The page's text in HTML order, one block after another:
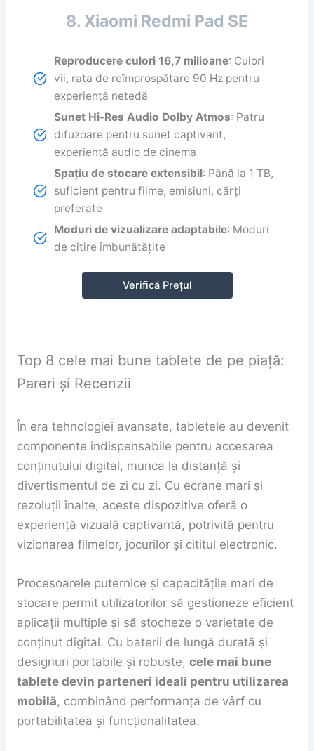
8. Xiaomi Redmi Pad SE
Reproducere culori 16,7 milioane: Culori
vii, rata de reîmprospătare 90 Hz pentru
experiență netedă
Sunet Hi-Res Audio Dolby Atmos: Patru
difuzoare pentru sunet captivant,
experiență audio de cinema
Spațiu de stocare extensibil: Până la 1 TB,
suficient pentru filme, emisiuni, cărți
preferate
Moduri de vizualizare adaptabile: Moduri
de citire îmbunătățite
Verifică Prețul
Top 8 cele mai bune tablete de pe piață:
Pareri și Recenzii
În era tehnologiei avansate, tabletele au devenit
componente indispensabile pentru accesarea
conținutului digital, munca la distanță și
divertismentul de zi cu zi. Cu ecrane mari și
rezoluții înalte, aceste dispozitive oferă o
experiență vizuală captivantă, potrivită pentru
vizionarea filmelor, jocurilor și cititul electronic.
Procesoarele puternice și capacitățile mari de
stocare permit utilizatorilor să gestioneze eficient
aplicații multiple și să stocheze o varietate de
conținut digital. Cu baterii de lungă durată și
designuri portabile și robuste, cele mai bune
tablete devin parteneri ideali pentru utilizarea
mobilă, combinând performanța de vârf cu
portabilitatea și funcționalitatea.